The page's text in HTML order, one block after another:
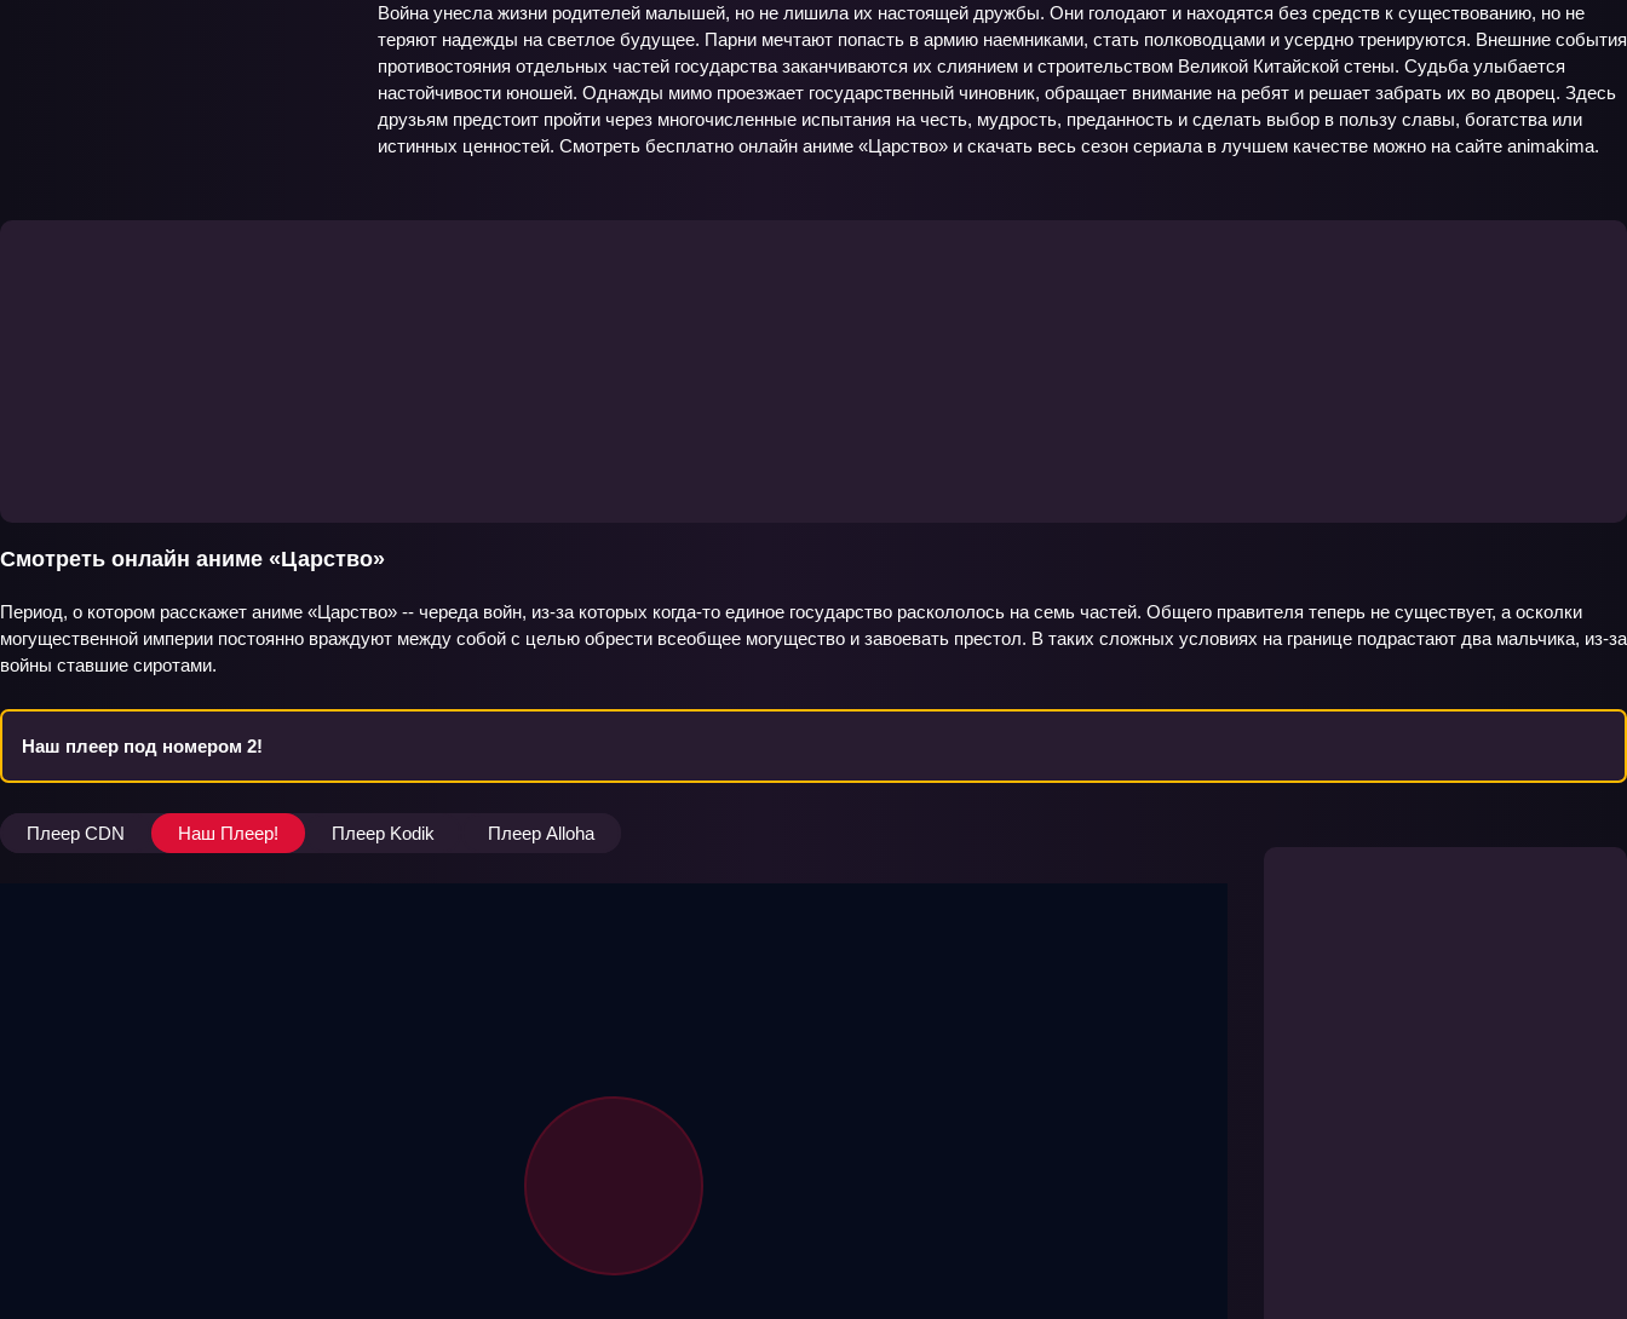
Война унесла жизни родителей малышей, но не лишила их настоящей дружбы. Они голодают и находятся без средств к существованию, но не
теряют надежды на светлое будущее. Парни мечтают попасть в армию наемниками, стать полководцами и усердно тренируются. Внешние события
противостояния отдельных частей государства заканчиваются их слиянием и строительством Великой Китайской стены. Судьба улыбается
настойчивости юношей. Однажды мимо проезжает государственный чиновник, обращает внимание на ребят и решает забрать их во дворец. Здесь
друзьям предстоит пройти через многочисленные испытания на честь, мудрость, преданность и сделать выбор в пользу славы, богатства или
истинных ценностей. Смотреть бесплатно онлайн аниме «Царство» и скачать весь сезон сериала в лучшем качестве можно на сайте animakima.
Смотреть онлайн аниме «Царство»
Период, о котором расскажет аниме «Царство» -- череда войн, из-за которых когда-то единое государство раскололось на семь частей. Общего правителя теперь не существует, а осколки
могущественной империи постоянно враждуют между собой с целью обрести всеобщее могущество и завоевать престол. В таких сложных условиях на границе подрастают два мальчика, из-за
войны ставшие сиротами.
Наш плеер под номером 2!
Плеер CDN Наш Плеер! Плеер Kodik Плеер Alloha